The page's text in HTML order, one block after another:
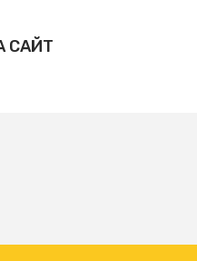
САЙТ